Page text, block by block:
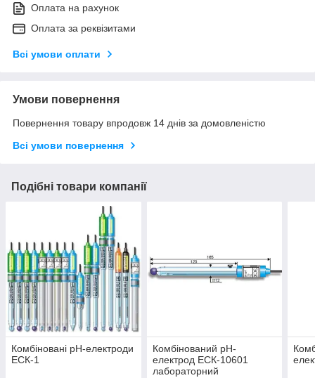
Оплата на рахунок
Оплата за реквізитами
Всі умови оплати
Умови повернення
Повернення товару впродовж 14 днів за домовленістю
Всі умови повернення
Подібні товари компанії
Комбіновані pH-електроди
ЕСК-1
Комбінований pH-
електрод ЕСК-10601
лабораторний